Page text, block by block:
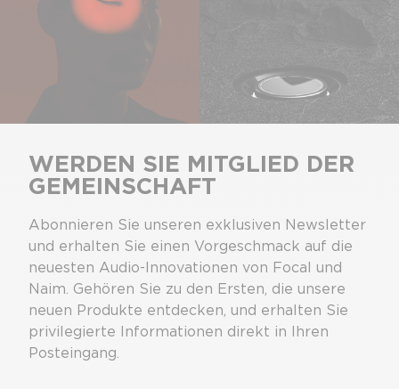
WERDEN SIE MITGLIED DER
GEMEINSCHAFT
Abonnieren Sie unseren exklusiven Newsletter
und erhalten Sie einen Vorgeschmack auf die
neuesten Audio-Innovationen von Focal und
Naim. Gehören Sie zu den Ersten, die unsere
neuen Produkte entdecken, und erhalten Sie
privilegierte Informationen direkt in Ihren
Posteingang.